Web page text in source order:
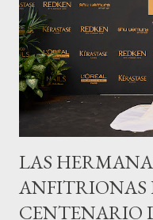
LAS
ANFITRIONAS
CENTENARIO